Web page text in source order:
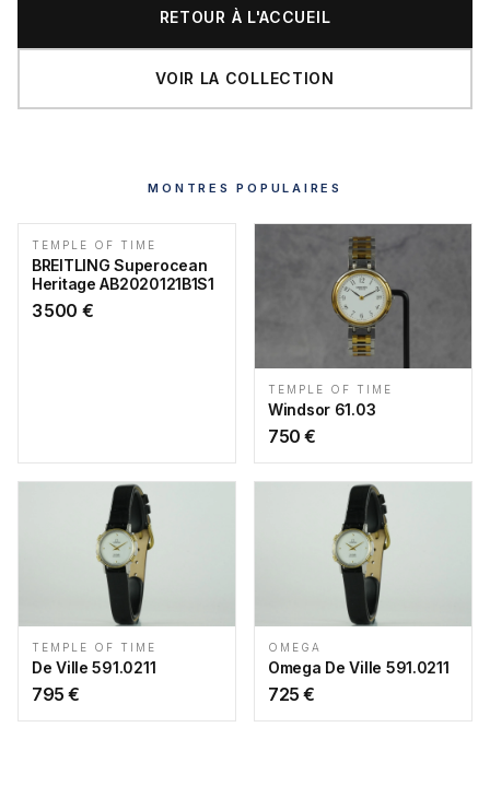
RETOUR À L'ACCUEIL
VOIR LA COLLECTION
MONTRES POPULAIRES
TEMPLE OF TIME
BREITLING Superocean
Heritage AB2020121B1S1
3 500 €
TEMPLE OF TIME
Windsor 61.03
750 €
TEMPLE OF TIME
De Ville 591.0211
795 €
OMEGA
Omega De Ville 591.0211
725 €